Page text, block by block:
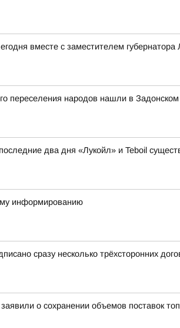
вместе с заместителем
переселения народов нашли в Задонском
два дня «Лукойл» и Teboil
информированию
сразу несколько трёхсторонних
о сохранении объемов поставок